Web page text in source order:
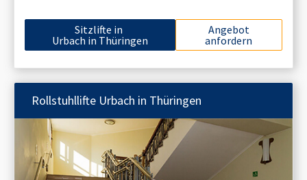
Sitzlifte in
Urbach in Thüringen
Angebot
anfordern
Rollstuhllifte Urbach in Thüringen